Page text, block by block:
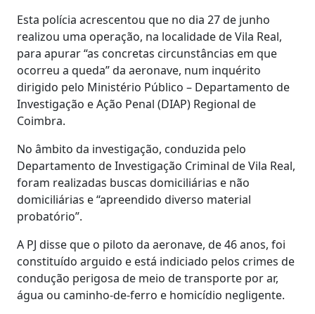
Esta polícia acrescentou que no dia 27 de junho
realizou uma operação, na localidade de Vila Real,
para apurar “as concretas circunstâncias em que
ocorreu a queda” da aeronave, num inquérito
dirigido pelo Ministério Público – Departamento de
Investigação e Ação Penal (DIAP) Regional de
Coimbra.
No âmbito da investigação, conduzida pelo
Departamento de Investigação Criminal de Vila Real,
foram realizadas buscas domiciliárias e não
domiciliárias e “apreendido diverso material
probatório”.
A PJ disse que o piloto da aeronave, de 46 anos, foi
constituído arguido e está indiciado pelos crimes de
condução perigosa de meio de transporte por ar,
água ou caminho-de-ferro e homicídio negligente.